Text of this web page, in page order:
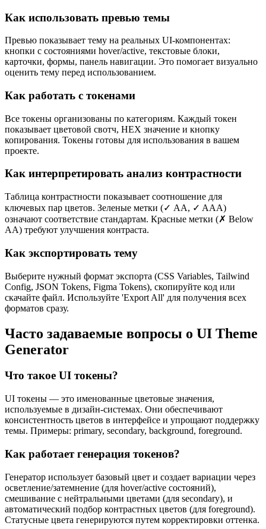
Как использовать превью темы
Превью показывает тему на реальных UI-компонентах:
кнопки с состояниями hover/active, текстовые блоки,
карточки, формы, панель навигации. Это помогает визуально
оценить тему перед использованием.
Как работать с токенами
Все токены организованы по категориям. Каждый токен
показывает цветовой свотч, HEX значение и кнопку
копирования. Токены готовы для использования в вашем
проекте.
Как интерпретировать анализ контрастности
Таблица контрастности показывает соотношение для
ключевых пар цветов. Зеленые метки (✓ AA, ✓ AAA)
означают соответствие стандартам. Красные метки (✗ Below
AA) требуют улучшения контраста.
Как экспортировать тему
Выберите нужный формат экспорта (CSS Variables, Tailwind
Config, JSON Tokens, Figma Tokens), скопируйте код или
скачайте файл. Используйте 'Export All' для получения всех
форматов сразу.
Часто задаваемые вопросы о UI Theme
Generator
Что такое UI токены?
UI токены — это именованные цветовые значения,
используемые в дизайн-системах. Они обеспечивают
консистентность цветов в интерфейсе и упрощают поддержку
темы. Примеры: primary, secondary, background, foreground.
Как работает генерация токенов?
Генератор использует базовый цвет и создает вариации через
осветление/затемнение (для hover/active состояний),
смешивание с нейтральными цветами (для secondary), и
автоматический подбор контрастных цветов (для foreground).
Статусные цвета генерируются путем корректировки оттенка.